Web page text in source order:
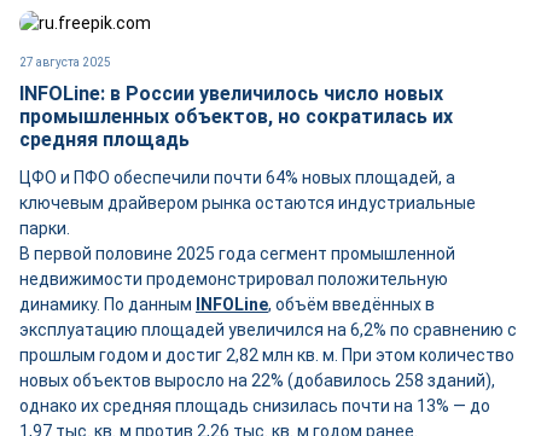
27 августа 2025
INFOLine: в России увеличилось число новых
промышленных объектов, но сократилась их
средняя площадь
ЦФО и ПФО обеспечили почти 64% новых площадей, а
ключевым драйвером рынка остаются индустриальные
парки.
В первой половине 2025 года сегмент промышленной
недвижимости продемонстрировал положительную
динамику. По данным
INFOLine, объём введённых в
эксплуатацию площадей увеличился на 6,2% по сравнению с
прошлым годом и достиг 2,82 млн кв. м. При этом количество
новых объектов выросло на 22% (добавилось 258 зданий),
однако их средняя площадь снизилась почти на 13% — до
1,97 тыс. кв. м против 2,26 тыс. кв. м годом ранее.